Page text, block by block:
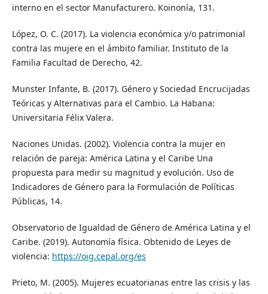
interno en el sector Manufacturero. Koinonía, 131.
López, O. C. (2017). La violencia económica y/o patrimonial
contra las mujere en el ámbito familiar. Instituto de la
Familia Facultad de Derecho, 42.
Munster Infante, B. (2017). Género y Sociedad Encrucijadas
Teóricas y Alternativas para el Cambio. La Habana:
Universitaria Félix Valera.
Naciones Unidas. (2002). Violencia contra la mujer en
relación de pareja: América Latina y el Caribe Una
propuesta para medir su magnitud y evolución. Uso de
Indicadores de Género para la Formulación de Políticas
Públicas, 14.
Observatorio de Igualdad de Género de América Latina y el
Caribe. (2019). Autonomía física. Obtenido de Leyes de
violencia: https://oig.cepal.org/es
Prieto, M. (2005). Mujeres ecuatorianas entre las crisis y las